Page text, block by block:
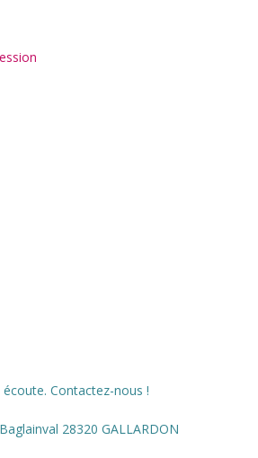
Contactez-nous !
28320 GALLARDON